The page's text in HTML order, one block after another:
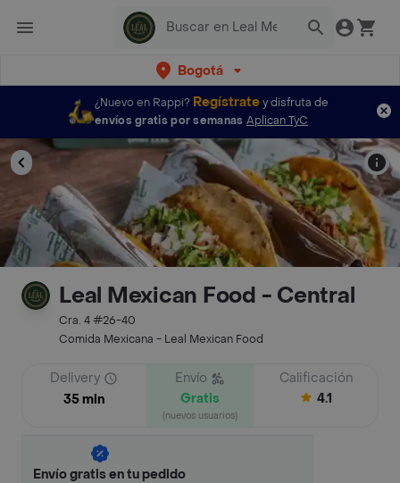
Bogotá
¿Nuevo en Rappi? Regístratey disfruta de
envíos gratis por semanas Aplican TyC
Leal Mexican Food - Central
Cra. 4 #26-40
Comida Mexicana - Leal Mexican Food
Delivery
35 min
Envío
Gratis
(nuevos usuarios)
Calificación
4.1
Envío gratis en tu pedido